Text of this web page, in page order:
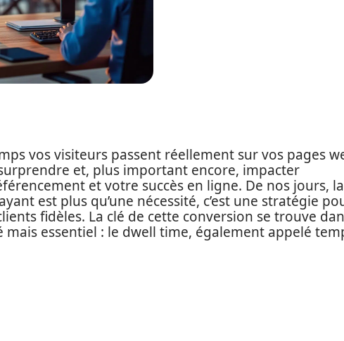
vos visiteurs passent réellement sur vos pages
et, plus important encore, impacter
et votre succès en ligne. De nos jours, la
est plus qu’une nécessité, c’est une stratégie
fidèles. La clé de cette conversion se trouve
essentiel : le dwell time, également appelé